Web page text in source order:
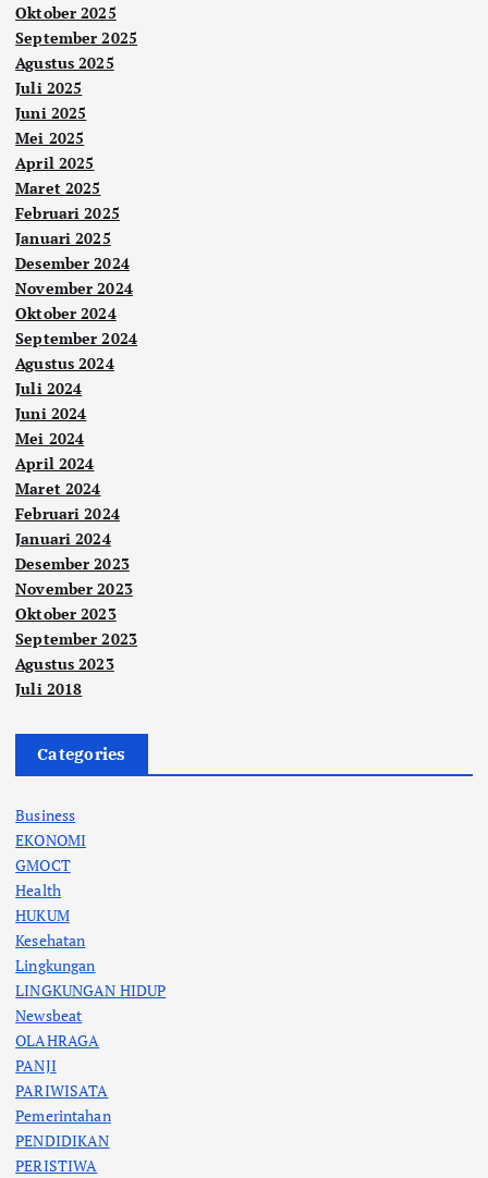
Oktober 2025
September 2025
Agustus 2025
Juli 2025
Juni 2025
Mei 2025
April 2025
Maret 2025
Februari 2025
Januari 2025
Desember 2024
November 2024
Oktober 2024
September 2024
Agustus 2024
Juli 2024
Juni 2024
Mei 2024
April 2024
Maret 2024
Februari 2024
Januari 2024
Desember 2023
November 2023
Oktober 2023
September 2023
Agustus 2023
Juli 2018
Categories
Business
EKONOMI
GMOCT
Health
HUKUM
Kesehatan
Lingkungan
LINGKUNGAN HIDUP
Newsbeat
OLAHRAGA
PANJI
PARIWISATA
Pemerintahan
PENDIDIKAN
PERISTIWA